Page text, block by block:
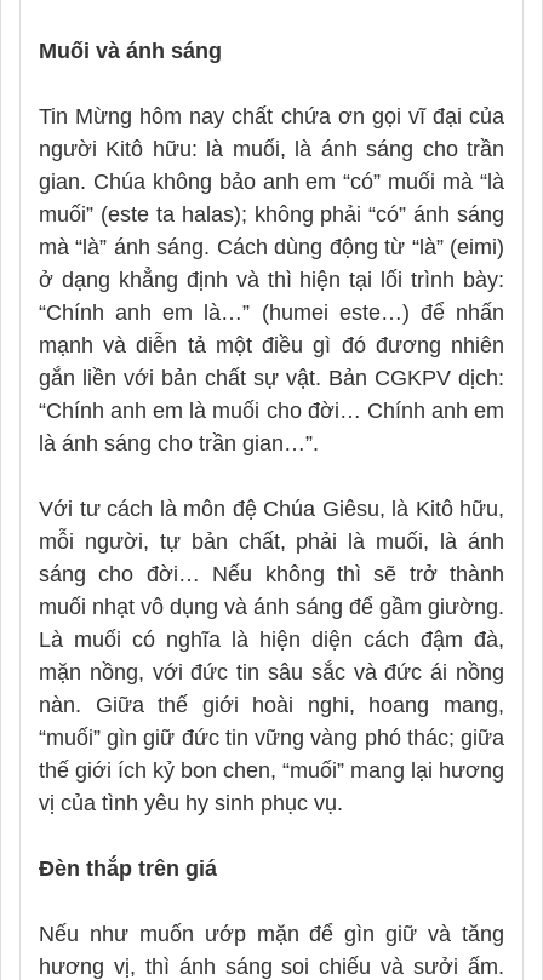
Muối và ánh sáng
Tin Mừng hôm nay chất chứa ơn gọi vĩ đại của
người Kitô hữu: là muối, là ánh sáng cho trần
gian. Chúa không bảo anh em “có” muối mà “là
muối” (este ta halas); không phải “có” ánh sáng
mà “là” ánh sáng. Cách dùng động từ “là” (eimi)
ở dạng khẳng định và thì hiện tại lối trình bày:
“Chính anh em là…” (humei este…) để nhấn
mạnh và diễn tả một điều gì đó đương nhiên
gắn liền với bản chất sự vật. Bản CGKPV dịch:
“Chính anh em là muối cho đời… Chính anh em
là ánh sáng cho trần gian…”.
Với tư cách là môn đệ Chúa Giêsu, là Kitô hữu,
mỗi người, tự bản chất, phải là muối, là ánh
sáng cho đời… Nếu không thì sẽ trở thành
muối nhạt vô dụng và ánh sáng để gầm giường.
Là muối có nghĩa là hiện diện cách đậm đà,
mặn nồng, với đức tin sâu sắc và đức ái nồng
nàn. Giữa thế giới hoài nghi, hoang mang,
“muối” gìn giữ đức tin vững vàng phó thác; giữa
thế giới ích kỷ bon chen, “muối” mang lại hương
vị của tình yêu hy sinh phục vụ.
Đèn thắp trên giá
Nếu như muốn ướp mặn để gìn giữ và tăng
hương vị, thì ánh sáng soi chiếu và sưởi ấm.